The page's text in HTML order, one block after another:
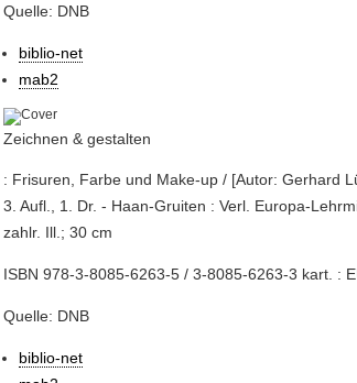
Quelle: DNB
biblio-net
mab2
Zeichnen & gestalten
: Frisuren, Farbe und Make-up / [Autor: Gerhard
3. Aufl., 1. Dr. - Haan-Gruiten : Verl. Europa-
zahlr. Ill.; 30 cm
ISBN 978-3-8085-6263-5 / 3-8085-6263-3 kart. :
Quelle: DNB
biblio-net